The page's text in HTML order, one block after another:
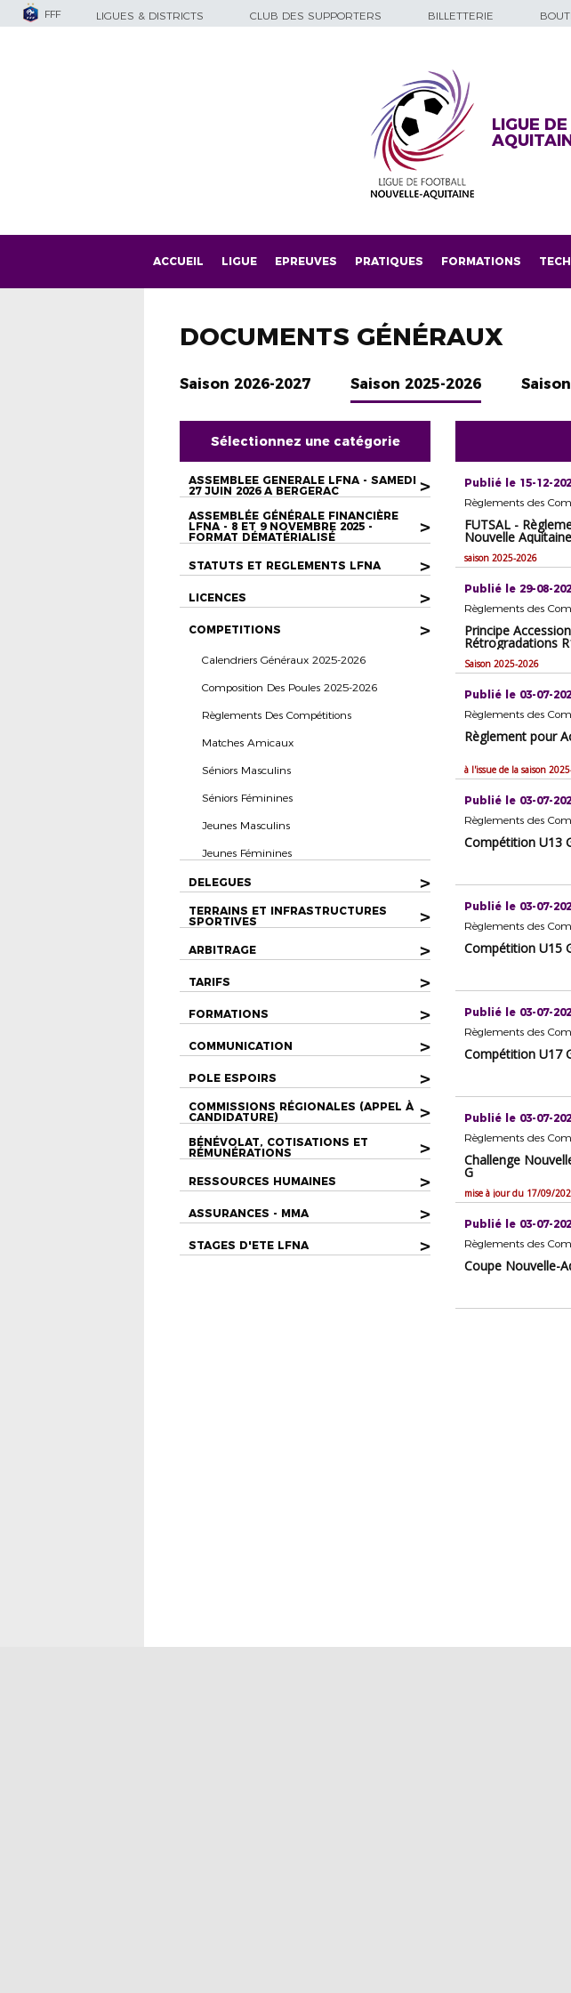
FFF LIGUES & DISTRICTS CLUB DES SUPPORTERS BILLETTERIE
LIGUE
ACCUEIL LIGUE EPREUVES PRATIQUES FORMATIONS
DOCUMENTS GÉNÉRAUX
Saison 2026-2027 Saison 2025-2026
Sélectionnez une catégorie
ASSEMBLEE GENERALE LFNA - SAMEDI
27 JUIN 2026 A BERGERAC
>
ASSEMBLÉE GÉNÉRALE FINANCIÈRE
LFNA - 8 ET 9 NOVEMBRE 2025 -
FORMAT DÉMATÉRIALISÉ
>
STATUTS ET REGLEMENTS LFNA >
LICENCES >
COMPETITIONS >
Calendriers Généraux 2025-2026
Composition Des Poules 2025-2026
Règlements Des Compétitions
Matches Amicaux
Séniors Masculins
Séniors Féminines
Jeunes Masculins
Jeunes Féminines
DELEGUES >
TERRAINS ET INFRASTRUCTURES
SPORTIVES
>
ARBITRAGE >
TARIFS >
FORMATIONS >
COMMUNICATION >
POLE ESPOIRS >
COMMISSIONS RÉGIONALES (APPEL À
CANDIDATURE)
>
BÉNÉVOLAT, COTISATIONS ET
RÉMUNÉRATIONS
>
RESSOURCES HUMAINES >
ASSURANCES - MMA >
STAGES D'ETE LFNA >
Publié le 15-12-
Règlements des
FUTSAL -
Nouvelle Aquitaine
saison 2025-2026
Publié le 29-08-
Règlements des
Principe
Rétrogradations
Saison 2025-2026
Publié le 03-07-
Règlements des
Règlement pour
à l'issue de la saison
Publié le 03-07-
Règlements des
Compétition U13
Publié le 03-07-
Règlements des
Compétition U15
Publié le 03-07-
Règlements des
Compétition U17
Publié le 03-07-
Règlements des
Challenge
G
mise à jour du 17/09/
Publié le 03-07-
Règlements des
Coupe Nouvelle-